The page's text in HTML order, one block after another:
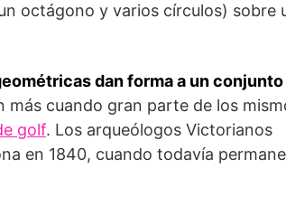
octágono y varios círculos) sobre
dan forma a un
cuando gran parte de los
golf. Los arqueólogos Victorianos
en 1840, cuando todavía